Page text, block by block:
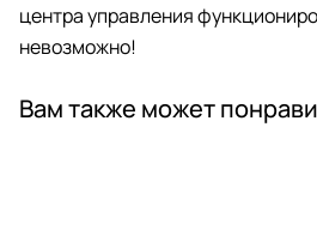
центра управления
невозможно!
Вам также может